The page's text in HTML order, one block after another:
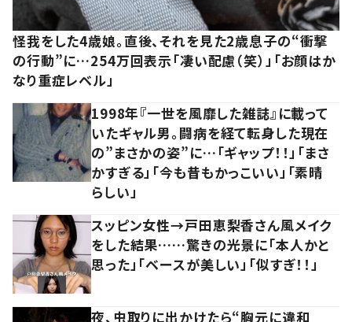
怪我をした4歳娘。直後、それを見た2歳息子の“衝撃
の行動”に…254万回表示「凄い配慮（笑）」「お顔はか
なり重症レベル」
1998年『一世を風靡した雑誌』に載って
いたギャル男。闘病を経て転身した現在
の”まさかの姿”に…「ギャップ！！」「まさ
かすぎる」「今も昔もかっこいい」「素晴
らしい」
スッピン女性→戸田恵梨香さん風メイク
をした結果……驚きの光景に「本人かと
思った」「ベースが美しい」「似すぎ！！」
夜、虫取りに出かけたら“胸元に違和